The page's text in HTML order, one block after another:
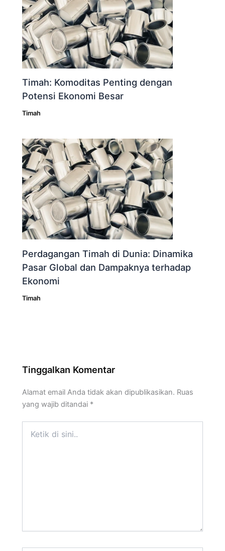
Timah: Komoditas Penting dengan
Potensi Ekonomi Besar
Timah
Perdagangan Timah di Dunia: Dinamika
Pasar Global dan Dampaknya terhadap
Ekonomi
Timah
Tinggalkan Komentar
Alamat email Anda tidak akan dipublikasikan. Ruas
yang wajib ditandai *